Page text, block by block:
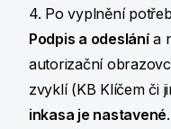
4. Po vyplnění
Podpis a odeslánía
autorizační
zvyklí (KB Klíčem či
inkasa je nastavené.